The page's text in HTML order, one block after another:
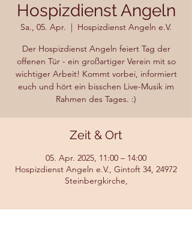
Hospizdienst Angeln
Sa., 05. Apr.
  |
Hospizdienst Angeln e.V.
Der Hospizdienst Angeln feiert Tag der
offenen Tür - ein großartiger Verein mit so
wichtiger Arbeit! Kommt vorbei, informiert
euch und hört ein bisschen Live-Musik im
Rahmen des Tages. :)
Zeit & Ort
05. Apr. 2025, 11:00 – 14:00
Hospizdienst Angeln e.V., Gintoft 34, 24972
Steinbergkirche,